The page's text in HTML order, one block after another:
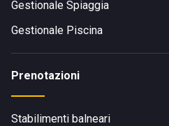
Gestionale Spiaggia
Gestionale Piscina
Prenotazioni
Stabilimenti balneari